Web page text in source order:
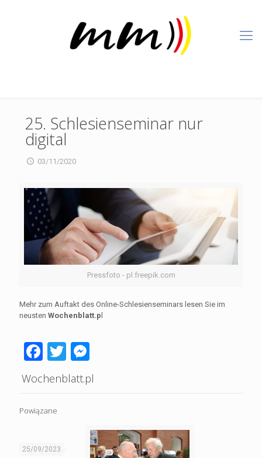
25. Schlesienseminar nur
digital
03/11/2020
Pressfoto - pl.freepik.com
Mehr zum Auftakt des Online-Schlesienseminars lesen Sie im
neusten Wochenblatt.p
Facebook
TwitterMessenger
Wochenblatt.pl
Powiązane
25/09/2023